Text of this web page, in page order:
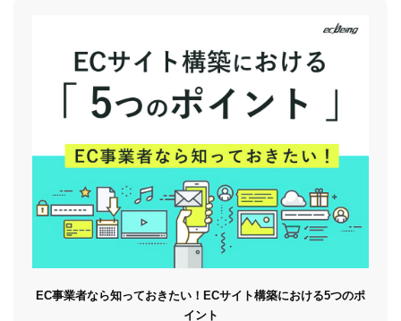
EC事業者なら知っておきたい！ECサイト構築における5つのポ
イント